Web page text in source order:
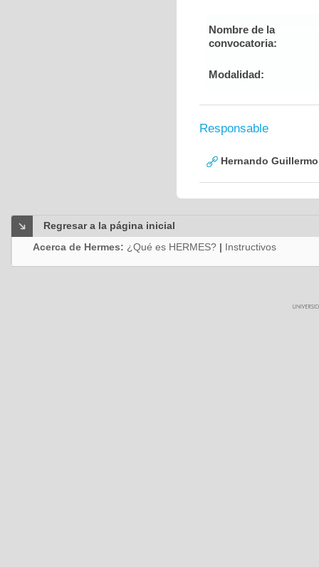
Nombre de la
convocatoria:
Modalidad:
Responsable
Hernando
Regresar a la página inicial
Acerca de Hermes: ¿Qué es HERMES? | Instructivos